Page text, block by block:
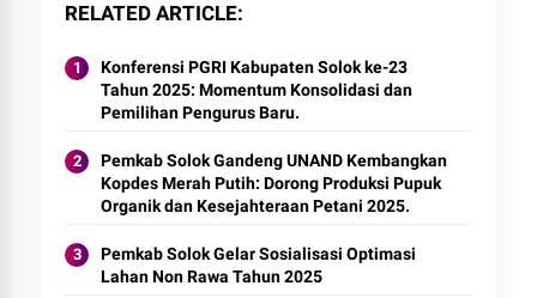
RELATED ARTICLE
Konferensi PGRI Kabupaten Solok ke-23
Tahun 2025: Momentum Konsolidasi dan
Pemilihan Pengurus Baru.
Pemkab Solok Gandeng UNAND Kembangkan
Kopdes Merah Putih: Dorong Produksi Pupuk
Organik dan Kesejahteraan Petani 2025.
Pemkab Solok Gelar Sosialisasi Optimasi
Lahan Non Rawa Tahun 2025